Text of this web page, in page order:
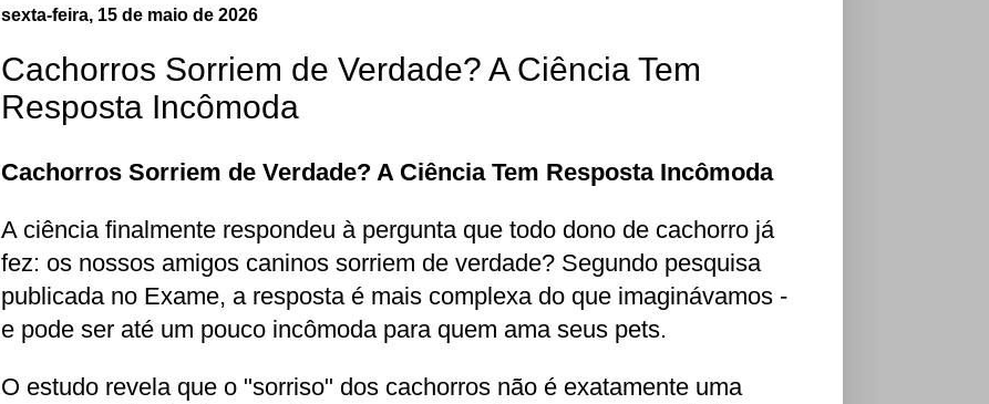
sexta-feira, 15 de maio de 2026
Cachorros Sorriem de Verdade? A Ciência Tem
Resposta Incômoda
Cachorros Sorriem de Verdade? A Ciência Tem Resposta Incômoda
A ciência finalmente respondeu à pergunta que todo dono de cachorro já
fez: os nossos amigos caninos sorriem de verdade? Segundo pesquisa
publicada no Exame, a resposta é mais complexa do que imaginávamos -
e pode ser até um pouco incômoda para quem ama seus pets.
O estudo revela que o "sorriso" dos cachorros não é exatamente uma